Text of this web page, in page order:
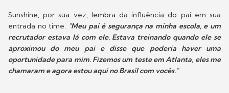
Sunshine, por sua vez, lembra da influência do pai em sua
entrada no time. "Meu pai é segurança na minha escola, e um
recrutador estava lá com ele. Estava treinando quando ele se
aproximou do meu pai e disse que poderia haver uma
oportunidade para mim. Fizemos um teste em Atlanta, eles me
chamaram e agora estou aqui no Brasil com vocês."